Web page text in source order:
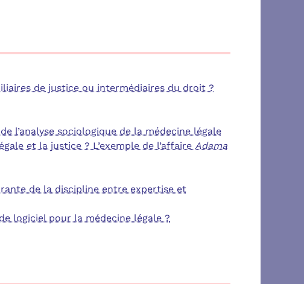
de justice ou intermédiaires du droit ?
l’analyse sociologique de la médecine légale
et la justice ? L’exemple de l’affaire Adama
de la discipline entre expertise et
logiciel pour la médecine légale ?